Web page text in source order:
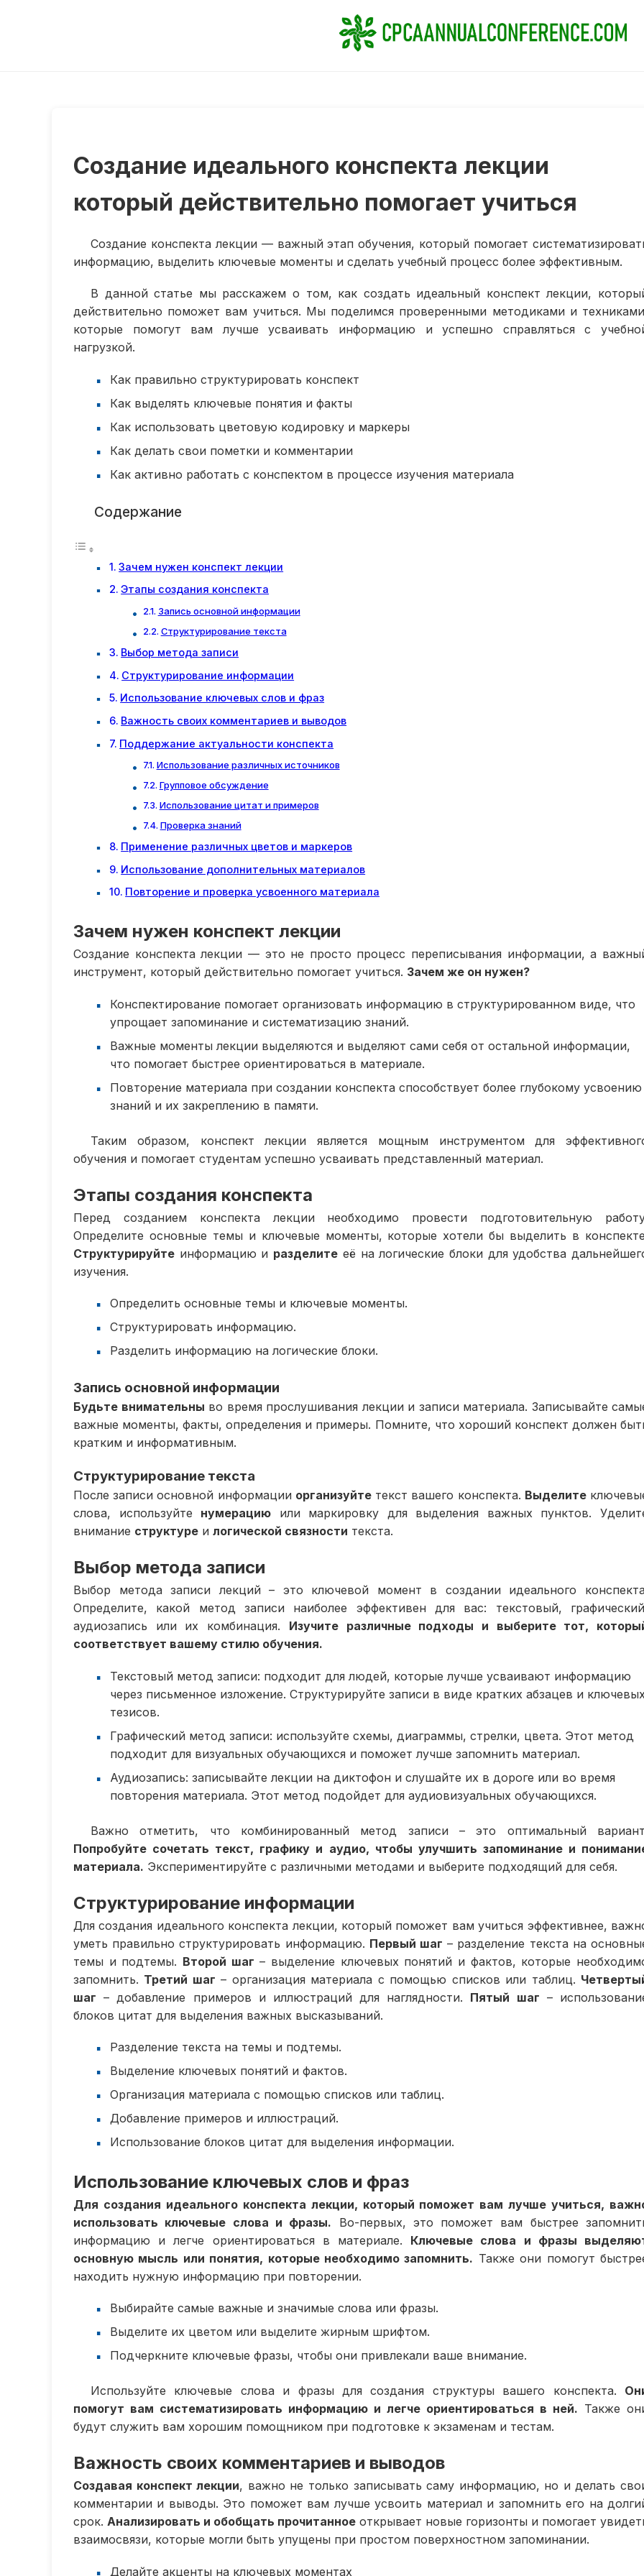
Создание идеального конспекта лекции
который действительно помогает учиться
Создание конспекта лекции — важный этап обучения, который помогает
информацию, выделить ключевые моменты и сделать учебный процесс более эффективным.
В данной статье мы расскажем о том, как создать идеальный конспект лекции,
действительно поможет вам учиться. Мы поделимся проверенными методиками и
которые помогут вам лучше усваивать информацию и успешно справляться с
нагрузкой.
Как правильно структурировать конспект
Как выделять ключевые понятия и факты
Как использовать цветовую кодировку и маркеры
Как делать свои пометки и комментарии
Как активно работать с конспектом в процессе изучения материала
Содержание
Зачем нужен конспект лекции
Этапы создания конспекта
Запись основной информации
Структурирование текста
Выбор метода записи
Структурирование информации
Использование ключевых слов и фраз
Важность своих комментариев и выводов
Поддержание актуальности конспекта
Использование различных источников
Групповое обсуждение
Использование цитат и примеров
Проверка знаний
Применение различных цветов и маркеров
Использование дополнительных материалов
Повторение и проверка усвоенного материала
Зачем нужен конспект лекции
Создание конспекта лекции — это не просто процесс переписывания информации, а
инструмент, который действительно помогает учиться. Зачем же он нужен?
Конспектирование помогает организовать информацию в структурированном виде, что
упрощает запоминание и систематизацию знаний.
Важные моменты лекции выделяются и выделяют сами себя от остальной информации,
что помогает быстрее ориентироваться в материале.
Повторение материала при создании конспекта способствует более глубокому усвоению
знаний и их закреплению в памяти.
Таким образом, конспект лекции является мощным инструментом для
обучения и помогает студентам успешно усваивать представленный материал.
Этапы создания конспекта
Перед созданием конспекта лекции необходимо провести подготовительную
Определите основные темы и ключевые моменты, которые хотели бы выделить в
Структурируйте информацию и разделите её на логические блоки для удобства
изучения.
Определить основные темы и ключевые моменты.
Структурировать информацию.
Разделить информацию на логические блоки.
Запись основной информации
Будьте внимательны во время прослушивания лекции и записи материала. Записывайте
важные моменты, факты, определения и примеры. Помните, что хороший конспект должен
кратким и информативным.
Структурирование текста
После записи основной информации организуйтетекст вашего конспекта. Выделите
слова, используйте нумерацию или маркировку для выделения важных пунктов.
внимание структуре и логической связности текста.
Выбор метода записи
Выбор метода записи лекций – это ключевой момент в создании идеального
Определите, какой метод записи наиболее эффективен для вас: текстовый,
аудиозапись или их комбинация. Изучите различные подходы и выберите тот,
соответствует вашему стилю обучения.
Текстовый метод записи: подходит для людей, которые лучше усваивают информацию
через письменное изложение. Структурируйте записи в виде кратких абзацев и ключевых
тезисов.
Графический метод записи: используйте схемы, диаграммы, стрелки, цвета. Этот метод
подходит для визуальных обучающихся и поможет лучше запомнить материал.
Аудиозапись: записывайте лекции на диктофон и слушайте их в дороге или во время
повторения материала. Этот метод подойдет для аудиовизуальных обучающихся.
Важно отметить, что комбинированный метод записи – это оптимальный
Попробуйте сочетать текст, графику и аудио, чтобы улучшить запоминание и
материала. Экспериментируйте с различными методами и выберите подходящий для себя.
Структурирование информации
Для создания идеального конспекта лекции, который поможет вам учиться эффективнее,
уметь правильно структурировать информацию. Первый шаг – разделение текста на
темы и подтемы. Второй шаг – выделение ключевых понятий и фактов, которые
запомнить. Третий шаг – организация материала с помощью списков или таблиц.
шаг – добавление примеров и иллюстраций для наглядности. Пятый шаг –
блоков цитат для выделения важных высказываний.
Разделение текста на темы и подтемы.
Выделение ключевых понятий и фактов.
Организация материала с помощью списков или таблиц.
Добавление примеров и иллюстраций.
Использование блоков цитат для выделения информации.
Использование ключевых слов и фраз
Для создания идеального конспекта лекции, который поможет вам лучше учиться,
использовать ключевые слова и фразы. Во-первых, это поможет вам быстрее
информацию и легче ориентироваться в материале. Ключевые слова и фразы
основную мысль или понятия, которые необходимо запомнить. Также они помогут
находить нужную информацию при повторении.
Выбирайте самые важные и значимые слова или фразы.
Выделите их цветом или выделите жирным шрифтом.
Подчеркните ключевые фразы, чтобы они привлекали ваше внимание.
Используйте ключевые слова и фразы для создания структуры вашего конспекта.
помогут вам систематизировать информацию и легче ориентироваться в ней. Также
будут служить вам хорошим помощником при подготовке к экзаменам и тестам.
Важность своих комментариев и выводов
Создавая конспект лекции, важно не только записывать саму информацию, но и делать
комментарии и выводы. Это поможет вам лучше усвоить материал и запомнить его на
срок. Анализировать и обобщать прочитанное открывает новые горизонты и помогает
взаимосвязи, которые могли быть упущены при простом поверхностном запоминании.
Делайте акценты на ключевых моментах